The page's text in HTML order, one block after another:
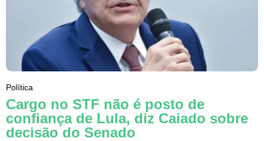
Política
Cargo no STF não é posto de
confiança de Lula, diz Caiado sobre
decisão do Senado